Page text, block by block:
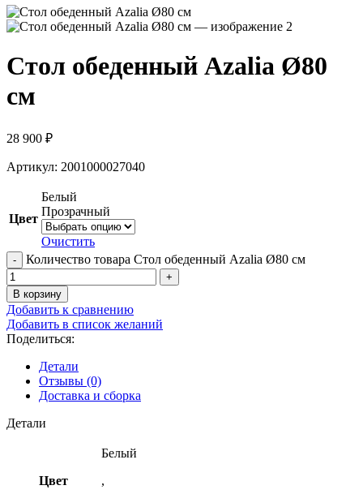
Стол обеденный Azalia Ø80
см
28 900 ₽
Артикул: 2001000027040
Цвет
Белый
Прозрачный
Очистить
Количество товара Стол обеденный Azalia Ø80 см
В корзину
Добавить к сравнению
Добавить в список желаний
Поделиться:
Детали
Отзывы (0)
Доставка и сборка
Детали
Цвет
Белый
,